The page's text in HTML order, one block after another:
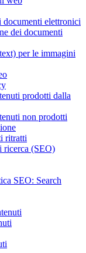
documenti elettronici
dei documenti
per le immagini
prodotti dalla
non prodotti
ritratti
ricerca (SEO)
SEO: Search